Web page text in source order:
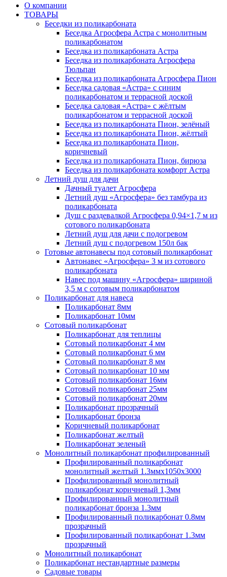
О компании
ТОВАРЫ
Беседки из поликарбоната
Беседка Агросфера Астра с монолитным
поликарбонатом
Беседка из поликарбоната Астра
Беседка из поликарбоната Агросфера
Тюльпан
Беседка из поликарбоната Агросфера Пион
Беседка садовая «Астра» с синим
поликарбонатом и террасной доской
Беседка садовая «Астра» с жёлтым
поликарбонатом и террасной доской
Беседка из поликарбоната Пион, зелёный
Беседка из поликарбоната Пион, жёлтый
Беседка из поликарбоната Пион,
коричневый
Беседка из поликарбоната Пион, бирюза
Беседка из поликарбоната комфорт Астра
Летний душ для дачи
Дачный туалет Агросфера
Летний душ «Агросфера» без тамбура из
поликарбоната
Душ с раздевалкой Агросфера 0,94×1,7 м из
сотового поликарбоната
Летний душ для дачи с подогревом
Летний душ с подогревом 150л бак
Готовые автонавесы под сотовый поликарбонат
Автонавес «Агросфера» 3 м из сотового
поликарбоната
Навес под машину «Агросфера» шириной
3,5 м с сотовым поликарбонатом
Поликарбонат для навеса
Поликарбонат 8мм
Поликарбонат 10мм
Сотовый поликарбонат
Поликарбонат для теплицы
Сотовый поликарбонат 4 мм
Сотовый поликарбонат 6 мм
Сотовый поликарбонат 8 мм
Сотовый поликарбонат 10 мм
Сотовый поликарбонат 16мм
Сотовый поликарбонат 25мм
Сотовый поликарбонат 20мм
Поликарбонат прозрачный
Поликарбонат бронза
Коричневый поликарбонат
Поликарбонат желтый
Поликарбонат зеленый
Монолитный поликарбонат профилированный
Профилированный поликарбонат
монолитный желтый 1.3ммх1050х3000
Профилированный монолитный
поликарбонат коричневый 1,3мм
Профилированный монолитный
поликарбонат бронза 1.3мм
Профилированный поликарбонат 0.8мм
прозрачный
Профилированный поликарбонат 1.3мм
прозрачный
Монолитный поликарбонат
Поликарбонат нестандартные размеры
Садовые товары